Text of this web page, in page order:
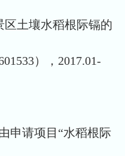
土壤水稻根际镉的
），2017.01-
申请项目“水稻根际